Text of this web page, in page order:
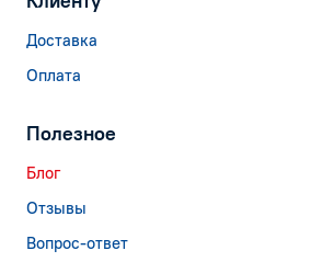
Доставка
Оплата
Полезное
Блог
Отзывы
Вопрос-ответ